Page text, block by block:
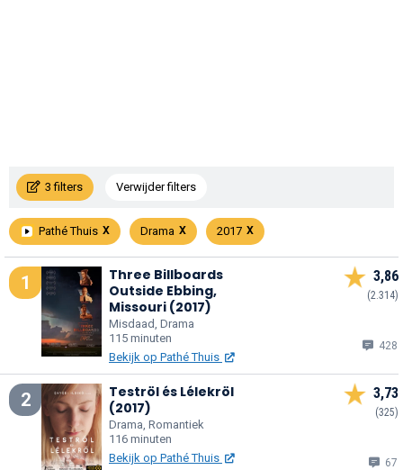
3 filters Verwijder filters
Pathé Thuis Drama 2017
1
Three Billboards
Outside Ebbing,
Missouri (2017)
Misdaad, Drama
115 minuten
Bekijk op Pathé Thuis
3,86
(2.314)
428
2
Teströl és Lélekröl
(2017)
Drama, Romantiek
116 minuten
Bekijk op Pathé Thuis
3,73
(325)
67